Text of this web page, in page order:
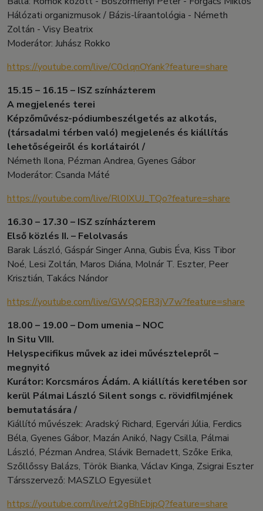
Hálózati organizmusok / Bázis-líraantológia - Németh
Zoltán - Visy Beatrix
Moderátor: Juhász Rokko
https://youtube.com/live/C0clqnOYank?feature=share
15.15 – 16.15 – ISZ színházterem
A megjelenés terei
Képzőművész-pódiumbeszélgetés az alkotás,
(társadalmi térben való) megjelenés és kiállítás
lehetőségeiről és korlátairól /
Németh Ilona, Pézman Andrea, Gyenes Gábor
Moderátor: Csanda Máté
https://youtube.com/live/Rl0IXUJ_TQo?feature=share
16.30 – 17.30 – ISZ színházterem
Első közlés II. – Felolvasás
Barak László, Gáspár Singer Anna, Gubis Éva, Kiss Tibor
Noé, Lesi Zoltán, Maros Diána, Molnár T. Eszter, Peer
Krisztián, Takács Nándor
https://youtube.com/live/GWQQER3jV7w?feature=share
18.00 – 19.00 – Dom umenia – NOC
In Situ VIII.
Helyspecifikus művek az idei művésztelepről –
megnyitó
Kurátor: Korcsmáros Ádám. A kiállítás keretében sor
kerül Pálmai László Silent songs c. rövidfilmjének
bemutatására /
Kiállító művészek: Aradský Richard, Egervári Júlia, Ferdics
Béla, Gyenes Gábor, Mazán Anikó, Nagy Csilla, Pálmai
László, Pézman Andrea, Slávik Bernadett, Szőke Erika,
Szőllőssy Balázs, Török Bianka, Václav Kinga, Zsigrai Eszter
Társszervező: MASZLO Egyesület
https://youtube.com/live/rt2gBhEbjpQ?feature=share